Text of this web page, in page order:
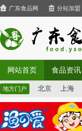
广东食品网 分站加盟
网站首页 食品资讯
地方门户 北京 上海